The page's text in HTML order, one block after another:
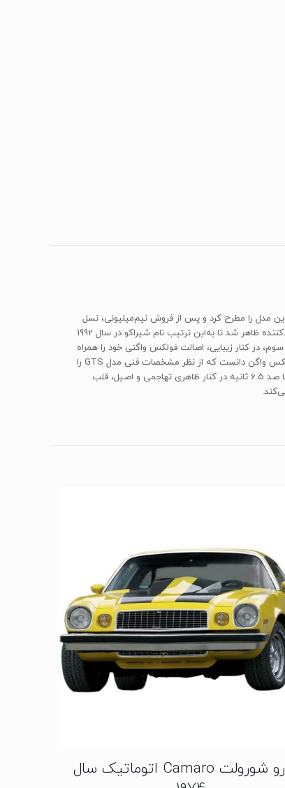
توانایی‌های دینامیکی مطلوب این مدل را مطرح کرد و پس از فروش نیم‌میلیونی، نسل
دوم آن با بهبودهای ظاهری و فنی فراوان در سال 1981 معرفی شد. نسل دوم باوجود تمام مزایای خود، با فروش 200 هزار دستگاه در عرض یک دهه تولید، نا‌امید‌کننده ظاهر شد تا به‌این ترتیب نام شیراکو در سال 1992
و دلنشین نسل سوم، در کنار زیبایی، اصالت فولکس واگنی خود را همراه
داشت و به زبانی مدرن، سبک طراحی شیراکوهای پیشین را به رخ همگان می‌کشید. شاید بتوان مدل Scirocco R‌ و GTS‌ را از بهترین مدل‌های تولید‌شده فولکس واگن دانست که از نظر مشخصات فنی مدل GTS را
می‌توان یک رده از مدل‌ R‌ پایین‌تر دانست. در مدل‌ GTS‌ پیشرانه‌ی دو لیتری و توربو شارژ 220 اسب‌بخاری با توان تولید 280 نیوتن متر گشتاور و شتاب صفر تا صد 6.5 ثانیه در کنار ظاهری تهاجمی و اصیل، قلب
خودرو شورولت Camaro اتوماتیک سال